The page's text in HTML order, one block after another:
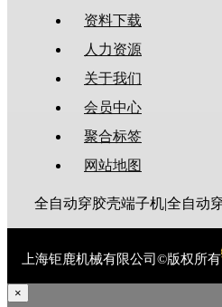
资料下载
人力资源
关于我们
会员中心
聚合标签
网站地图
上海钜鹿机械有限公司©版权所有
×